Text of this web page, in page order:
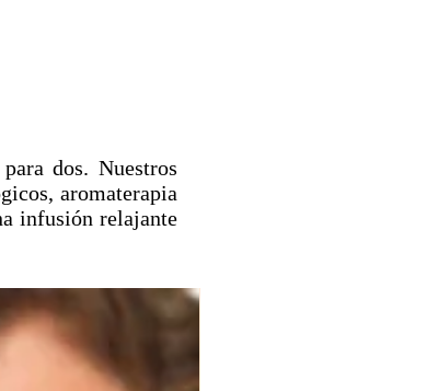
dos. Nuestros
aromaterapia
infusión relajante